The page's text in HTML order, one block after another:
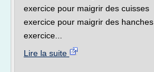
exercice pour maigrir des cuisses
exercice pour maigrir des hanches
exercice...
Lire la suite